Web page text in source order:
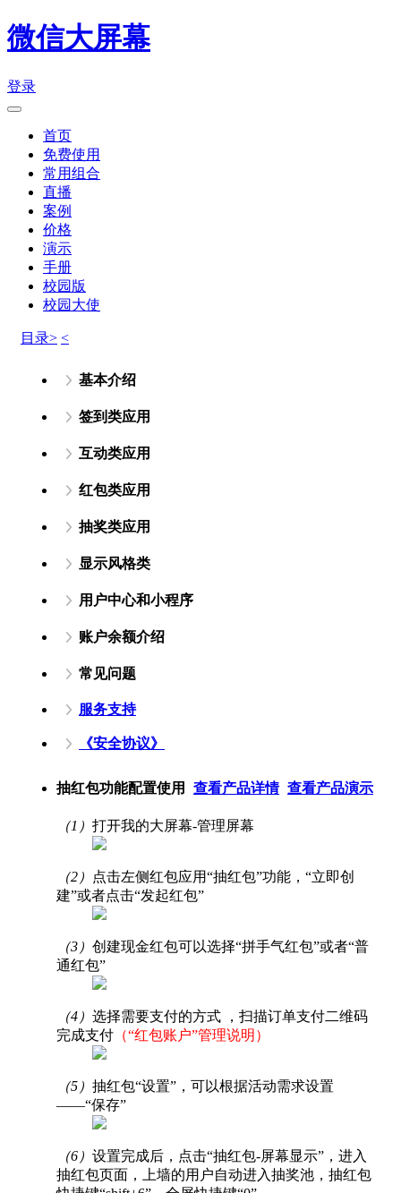
微信大屏幕
登录
首页
免费使用
常用组合
直播
案例
价格
演示
手册
校园版
校园大使
目录> <
基本介绍
签到类应用
互动类应用
红包类应用
抽奖类应用
显示风格类
用户中心和小程序
账户余额介绍
常见问题
服务支持
《安全协议》
抽红包功能配置使用 查看产品详情 查看产品演示
（1） 打开我的大屏幕-管理屏幕
（2）
点击左侧红包应用“抽红包”功能，“立即创
建”或者点击“发起红包”
（3） 创建现金红包可以选择“拼手气红包”或者“普
通红包”
（4） 选择需要支付的方式 ，扫描订单支付二维码
完成支付 （“红包账户”管理说明）
（5） 抽红包“设置”，可以根据活动需求设置
——“保存”
（6） 设置完成后，点击“抽红包-屏幕显示”，进入
抽红包页面，上墙的用户自动进入抽奖池，抽红包